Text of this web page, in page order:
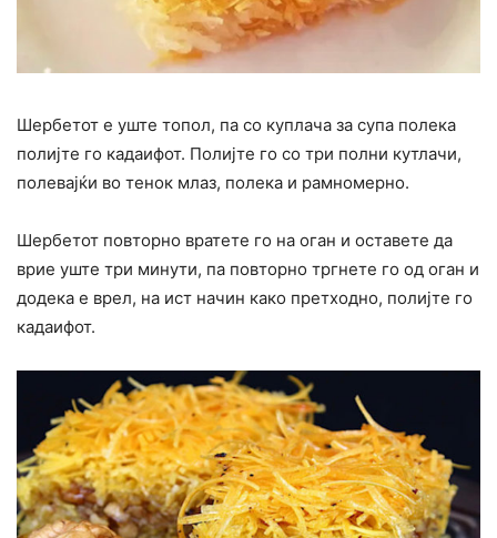
Шербетот е уште топол, па со куплача за супа полека
полијте го кадаифот. Полијте го со три полни кутлачи,
полевајќи во тенок млаз, полека и рамномерно.
Шербетот повторно вратете го на оган и оставете да
врие уште три минути, па повторно тргнете го од оган и
додека е врел, на ист начин како претходно, полијте го
кадаифот.